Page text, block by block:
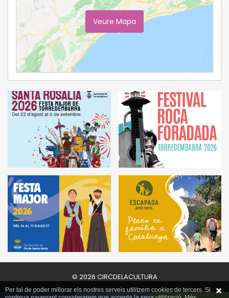
Veure Mapa
© 2026 CIRCDELACULTURA
Per tal de poder millorar els nostres serveis utilitzem cookies de tercers. Si